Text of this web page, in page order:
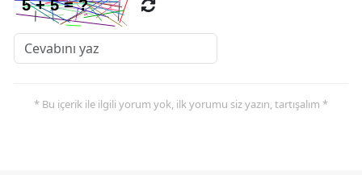
* Bu içerik ile ilgili yorum yok, ilk yorumu siz yazın, tartışalım *